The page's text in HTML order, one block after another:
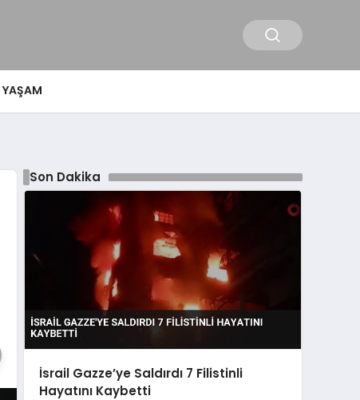
YAŞAM
Son Dakika
İsrail Gazze’ye Saldırdı 7 Filistinli
Hayatını Kaybetti